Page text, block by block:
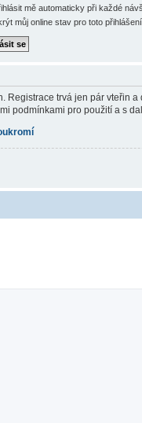
mě automaticky při každé
můj online stav pro toto přihlášení
Registrace trvá jen pár vteřin
podmínkami pro použití a s